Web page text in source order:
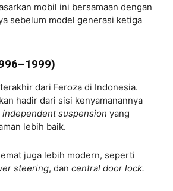
mobil ini bersamaan dengan
sebelum model generasi ketiga
dari Feroza di Indonesia.
hadir dari sisi kenyamanannya
independent suspension yang
lebih baik.
juga lebih modern, seperti
steering, dan central door lock.